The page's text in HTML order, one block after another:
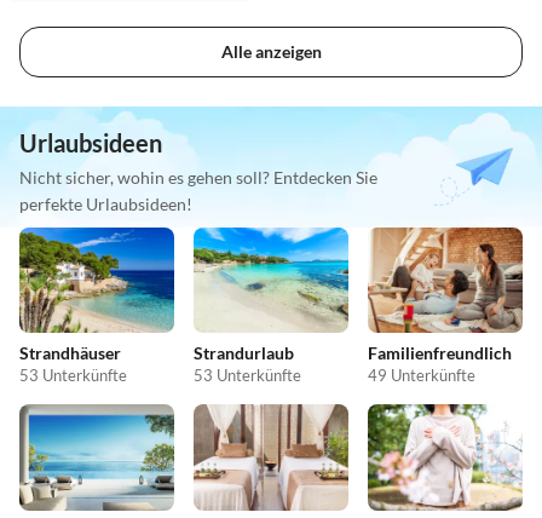
Alle anzeigen
Urlaubsideen
Nicht sicher, wohin es gehen soll? Entdecken Sie
perfekte Urlaubsideen!
Strandhäuser
53 Unterkünfte
Strandurlaub
53 Unterkünfte
Familienfreundlich
49 Unterkünfte